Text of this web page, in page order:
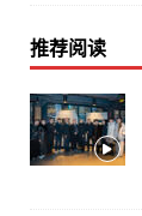
推荐阅读